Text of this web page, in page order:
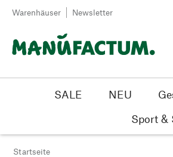
Zum Inhalt springen
Warenhäuser Newsletter
SALE NEU
Sport &
Startseite